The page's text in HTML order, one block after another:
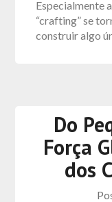
Especialmente
“crafting” se
construir algo
Do
Força
dos